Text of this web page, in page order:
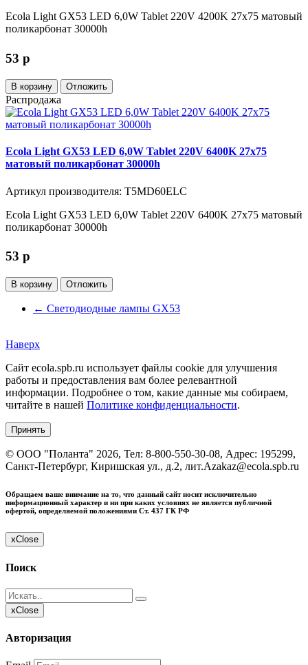
Ecola Light GX53 LED 6,0W Tablet 220V 4200K 27x75 матовый
поликарбонат 30000h
53 p
В корзину Отложить
Распродажа
Ecola Light GX53 LED 6,0W Tablet 220V 6400K 27x75
матовый поликарбонат 30000h
Артикул производителя: T5MD60ELC
Ecola Light GX53 LED 6,0W Tablet 220V 6400K 27x75 матовый
поликарбонат 30000h
53 p
В корзину Отложить
← Светодиодные лампы GX53
Наверх
Сайт ecola.spb.ru использует файлы cookie для улучшения
работы и предоставления вам более релевантной
информации. Подробнее о том, какие данные мы собираем,
читайте в нашей Политике конфиденциальности.
Принять
© ООО "Поланта" 2026, Тел: 8-800-550-30-08, Адрес: 195299,
Санкт-Петербург, Киришская ул., д.2, лит.Аzakaz@ecola.spb.ru
Обращаем ваше внимание на то, что данный сайт носит исключительно
информационный характер и ни при каких условиях не является публичной
офертой, определяемой положениями Ст. 437 ГК РФ
xClose
Поиск
xClose
Авторизация